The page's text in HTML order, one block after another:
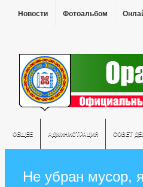
Новости Фотоальбом
ОБЩЕЕ АДМИНИСТРАЦИЯ СОВЕТ
Не убран мусор,